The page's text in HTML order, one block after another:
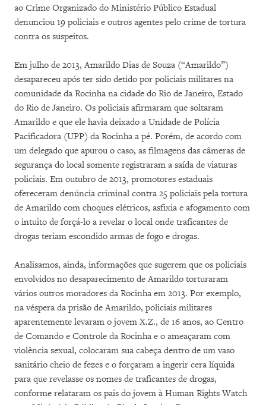
ao Crime Organizado do Ministério Público Estadual
denunciou 19 policiais e outros agentes pelo crime de tortura
contra os suspeitos.
Em julho de 2013, Amarildo Dias de Souza (“Amarildo”)
desapareceu após ter sido detido por policiais militares na
comunidade da Rocinha na cidade do Rio de Janeiro, Estado
do Rio de Janeiro. Os policiais afirmaram que soltaram
Amarildo e que ele havia deixado a Unidade de Polícia
Pacificadora (UPP) da Rocinha a pé. Porém, de acordo com
um delegado que apurou o caso, as filmagens das câmeras de
segurança do local somente registraram a saída de viaturas
policiais. Em outubro de 2013, promotores estaduais
ofereceram denúncia criminal contra 25 policiais pela tortura
de Amarildo com choques elétricos, asfixia e afogamento com
o intuito de forçá-lo a revelar o local onde traficantes de
drogas teriam escondido armas de fogo e drogas.
Analisamos, ainda, informações que sugerem que os policiais
envolvidos no desaparecimento de Amarildo torturaram
vários outros moradores da Rocinha em 2013. Por exemplo,
na véspera da prisão de Amarildo, policiais militares
aparentemente levaram o jovem X.Z., de 16 anos, ao Centro
de Comando e Controle da Rocinha e o ameaçaram com
violência sexual, colocaram sua cabeça dentro de um vaso
sanitário cheio de fezes e o forçaram a ingerir cera líquida
para que revelasse os nomes de traficantes de drogas,
conforme relataram os pais do jovem à Human Rights Watch